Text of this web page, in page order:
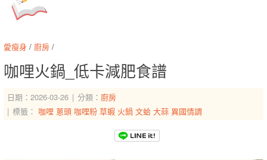
愛瘦身 / 廚房 /
咖哩火鍋_低卡減肥食譜
日期：2026-03-26 分類： 廚房
標籤： 咖哩 蔥頭 咖哩粉 草蝦 火鍋 文蛤 大蒜 異國情調